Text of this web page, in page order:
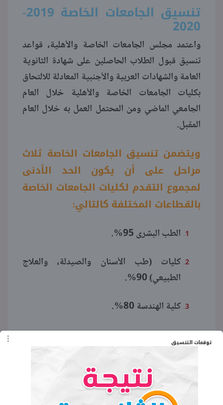
توقعات التنسيق
تنسيق الجامعات الخاصة 2019-
2020
واعتمد مجلس الجامعات الخاصة والأهلية، قواعد
تنسيق قبول الطلاب الحاصلين على شهادة الثانوية
العامة والشهادات العربية والأجنبية المعادلة للالتحاق
بكليات الجامعات الخاصة والأهلية خلال العام
الجامعي الماضي ومن المحتمل العمل به خلال العام
المقبل.
ويتضمن تنسيق الجامعات الخاصة ثلاث
مراحل على أن يكون الحد الأدنى
لمجموع التقدم لكليات الجامعات الخاصة
بالقطاعات المختلفة كالتالي:
الطب البشرى 95%.
كليات (طب الأسنان والصيدلة، والعلاج
الطبيعي) 90%.
كلية الهندسة 80%.
كليات (الفنون التطبيقية، والعلوم الصحية
التطبيقية، والتكنولوجيا الحيوية، وعلوم
الحاسب) 70%.
كليات (الإعلام، واللغات والترجمة والاقتصاد